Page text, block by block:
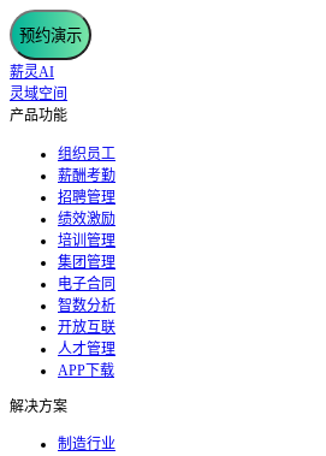
预约演示
薪灵AI
灵域空间
产品功能
组织员工
薪酬考勤
招聘管理
绩效激励
培训管理
集团管理
电子合同
智数分析
开放互联
人才管理
APP下载
解决方案
制造行业